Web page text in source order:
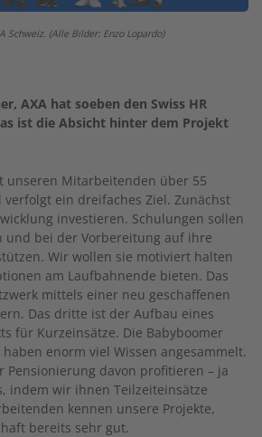
Schweiz. (Alle Bilder: Enzo Lopardo)
AXA hat soeben den Swiss HR
ist die Absicht hinter dem Projekt
unseren Mitarbeitenden über 55
verfolgt ein dreifaches Ziel. Zunächst
investieren. Schulungen sollen
und bei der Vorbereitung auf ihre
Wir wollen sie motiviert halten
am Laufbahnende bieten. Das
mittels einer neu geschaffenen
Das dritte ist der Aufbau eines
für Kurzeinsätze. Die Babyboomer
enorm viel Wissen angesammelt.
Pensionierung davon profitieren – ja
indem wir ihnen Teilzeiteinsätze
kennen unsere Projekte,
bereits sehr gut.